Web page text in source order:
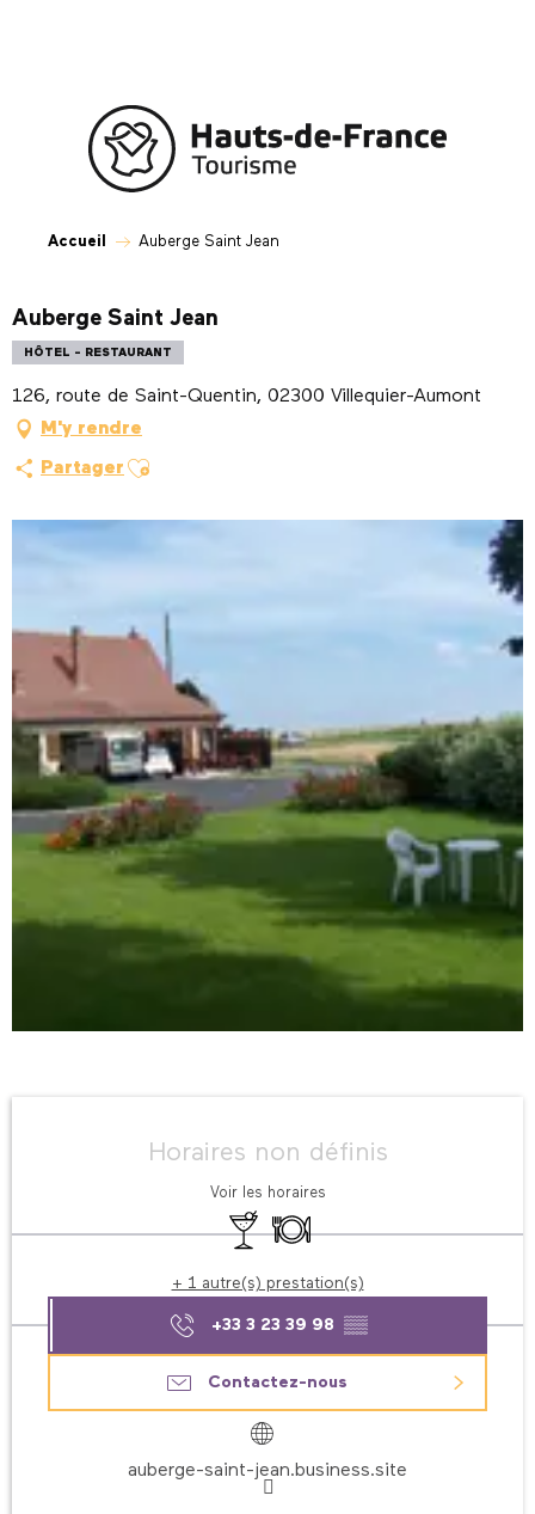
Accueil Auberge Saint Jean
Auberge Saint Jean
HÔTEL - RESTAURANT
126, route de Saint-Quentin, 02300 Villequier-Aumont
M'y rendre
Partager Ajouter aux favoris
Horaires non définis
Voir les horaires
Bar / Buvette
Restaurant
+ 1 autre(s) prestation(s)
+33 3 23 39 98 ▒▒
Contactez-nous
auberge-saint-jean.business.site